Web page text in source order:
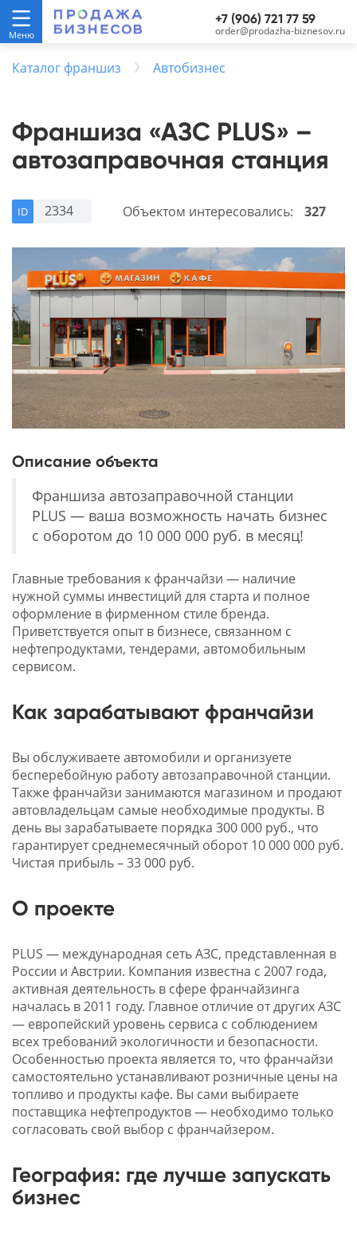
+7 (906) 721 77 59
order@prodazha-biznesov.ru
Каталог франшиз Автобизнес
Франшиза «АЗС PLUS» –
автозаправочная станция
ID 2334 Объектом интересовались: 327
Описание объекта
Франшиза автозаправочной станции
PLUS — ваша возможность начать бизнес
с оборотом до 10 000 000 руб. в месяц!
Главные требования к франчайзи — наличие
нужной суммы инвестиций для старта и полное
оформление в фирменном стиле бренда.
Приветствуется опыт в бизнесе, связанном с
нефтепродуктами, тендерами, автомобильным
сервисом.
Как зарабатывают франчайзи
Вы обслуживаете автомобили и организуете
бесперебойную работу автозаправочной станции.
Также франчайзи занимаются магазином и продают
автовладельцам самые необходимые продукты. В
день вы зарабатываете порядка 300 000 руб., что
гарантирует среднемесячный оборот 10 000 000 руб.
Чистая прибыль – 33 000 руб.
О проекте
PLUS — международная сеть АЗС, представленная в
России и Австрии. Компания известна с 2007 года,
активная деятельность в сфере франчайзинга
началась в 2011 году. Главное отличие от других АЗС
— европейский уровень сервиса с соблюдением
всех требований экологичности и безопасности.
Особенностью проекта является то, что франчайзи
самостоятельно устанавливают розничные цены на
топливо и продукты кафе. Вы сами выбираете
поставщика нефтепродуктов — необходимо только
согласовать свой выбор с франчайзером.
География: где лучше запускать
бизнес